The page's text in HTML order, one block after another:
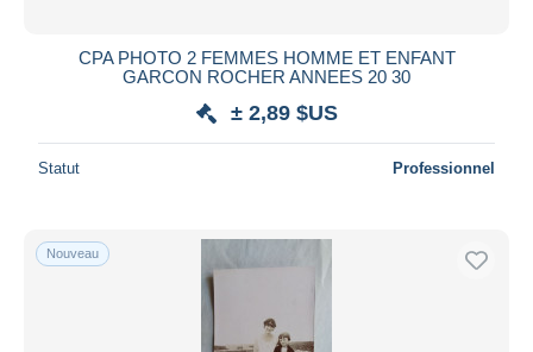
CPA PHOTO 2 FEMMES HOMME ET ENFANT
GARCON ROCHER ANNEES 20 30
± 2,89 $US
Statut Professionnel
Nouveau